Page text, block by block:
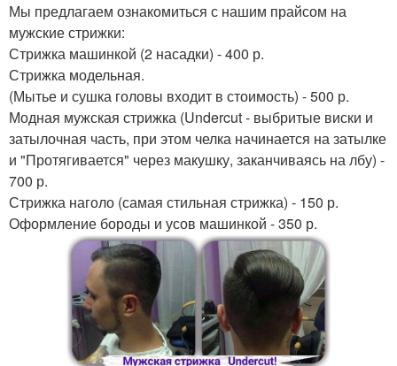
Мы предлагаем ознакомиться с нашим прайсом на
мужские стрижки:
Стрижка машинкой (2 насадки) - 400 р.
Стрижка модельная.
(Мытье и сушка головы входит в стоимость) - 500 р.
Модная мужская стрижка (Undercut - выбритые виски и
затылочная часть, при этом челка начинается на затылке
и "Протягивается" через макушку, заканчиваясь на лбу) -
700 р.
Стрижка наголо (самая стильная стрижка) - 150 р.
Оформление бороды и усов машинкой - 350 р.